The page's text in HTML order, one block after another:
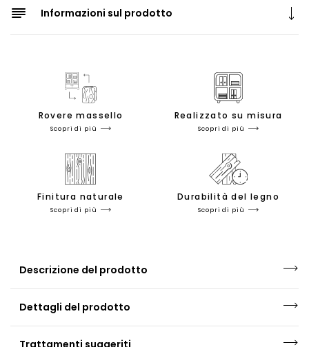
Informazioni sul prodotto
Rovere massello
Scopri di più
Realizzato su misura
Scopri di più
Finitura naturale
Scopri di più
Durabilità del legno
Scopri di più
Descrizione del prodotto
Dettagli del prodotto